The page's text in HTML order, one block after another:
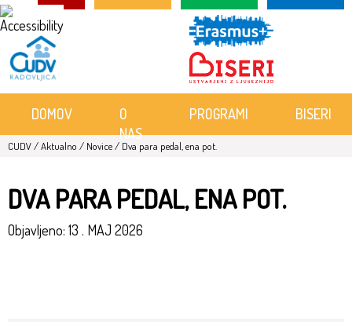
Skoči
vsebino
DOMOV
O
NAS
PROGRAMI BISERI
CUDV/Aktualno / Novice/ Dva para pedal, ena pot.
DVA PARA PEDAL, ENA POT.
Objavljeno: 13 . MAJ 2026